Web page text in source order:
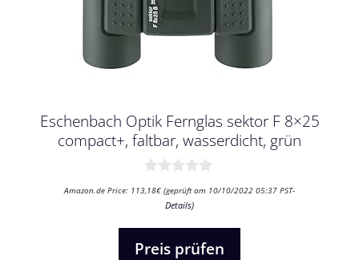
Eschenbach Optik Fernglas sektor F 8×25
compact+, faltbar, wasserdicht, grün
v
Amazon.de Price: 113,18€ (geprüft am 10/10/2022 05:37 PST-
Details)
Preis prüfen